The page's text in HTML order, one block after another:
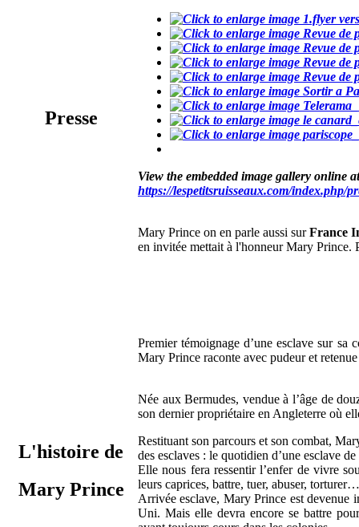
Presse
View the embedded image gallery online
https://lespetitsruisseaux.com/index.php/
Mary Prince on en parle aussi surFrance
en invitée mettait à l'honneur Mary Prince.
L'histoire de
Mary Prince
Premier témoignage d’une esclave sur sa
Mary Prince raconte avec pudeur et
Née aux Bermudes, vendue à l’âge de
son dernier propriétaire en Angleterre où
Restituant son parcours et son combat,
des esclaves : le quotidien d’une esclave
Elle nous fera ressentir l’enfer de vivre
leurs caprices, battre, tuer, abuser, torturer…
Arrivée esclave, Mary Prince est devenue
Uni. Mais elle devra encore se battre